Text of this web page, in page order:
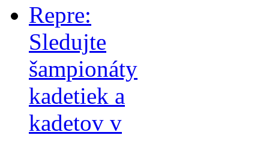
Repre:
Sledujte
šampionáty
kadetiek a
kadetov v